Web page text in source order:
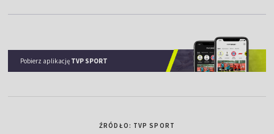
Pobierz aplikację TVP SPORT
ŹRÓDŁO: TVP SPORT